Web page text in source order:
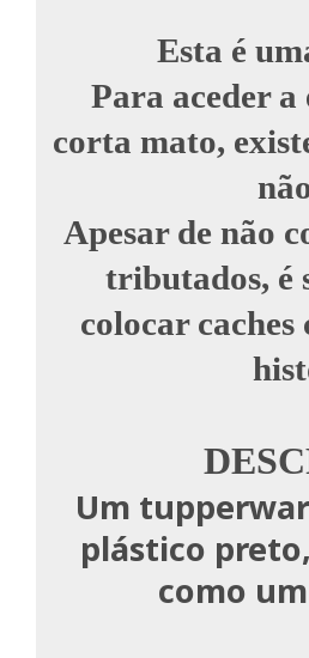
Esta é
Para aceder a
corta mato,
Apesar de não
tributados, é
colocar caches
Um
plástico
como